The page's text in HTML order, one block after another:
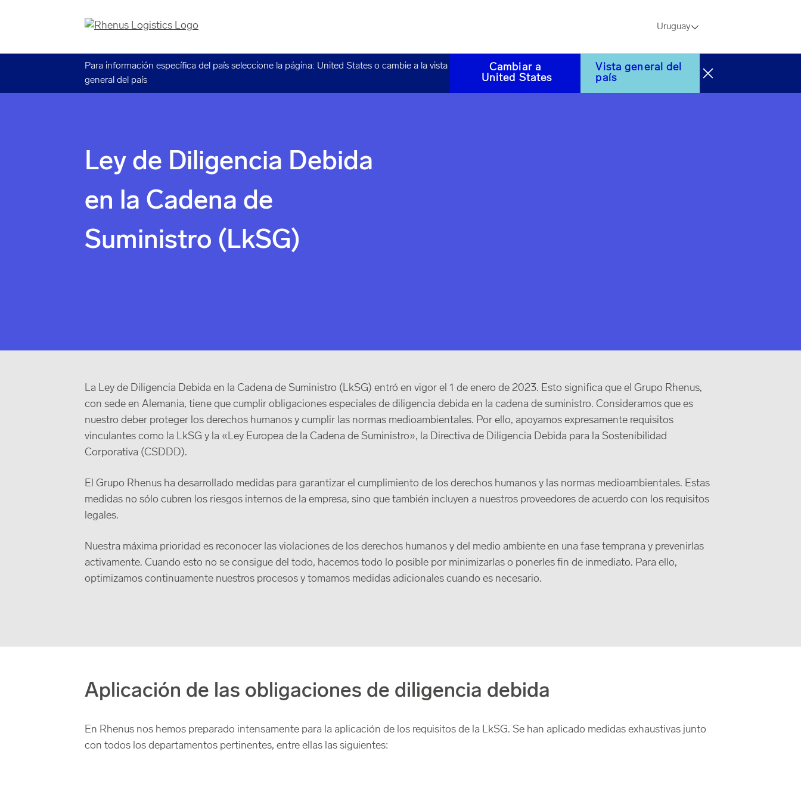
Uruguay
Para información específica del país seleccione la página: United States o cambie a la vista
general del país
Cambiar a
United States
Vista general del
país
Ley de Diligencia Debida
en la Cadena de
Suministro (LkSG)
La Ley de Diligencia Debida en la Cadena de Suministro (LkSG) entró en vigor el 1 de enero de 2023. Esto significa que el Grupo Rhenus,
con sede en Alemania, tiene que cumplir obligaciones especiales de diligencia debida en la cadena de suministro. Consideramos que es
nuestro deber proteger los derechos humanos y cumplir las normas medioambientales. Por ello, apoyamos expresamente requisitos
vinculantes como la LkSG y la «Ley Europea de la Cadena de Suministro», la Directiva de Diligencia Debida para la Sostenibilidad
Corporativa (CSDDD).
El Grupo Rhenus ha desarrollado medidas para garantizar el cumplimiento de los derechos humanos y las normas medioambientales. Estas
medidas no sólo cubren los riesgos internos de la empresa, sino que también incluyen a nuestros proveedores de acuerdo con los requisitos
legales.
Nuestra máxima prioridad es reconocer las violaciones de los derechos humanos y del medio ambiente en una fase temprana y prevenirlas
activamente. Cuando esto no se consigue del todo, hacemos todo lo posible por minimizarlas o ponerles fin de inmediato. Para ello,
optimizamos continuamente nuestros procesos y tomamos medidas adicionales cuando es necesario.
Aplicación de las obligaciones de diligencia debida
En Rhenus nos hemos preparado intensamente para la aplicación de los requisitos de la LkSG. Se han aplicado medidas exhaustivas junto
con todos los departamentos pertinentes, entre ellas las siguientes: